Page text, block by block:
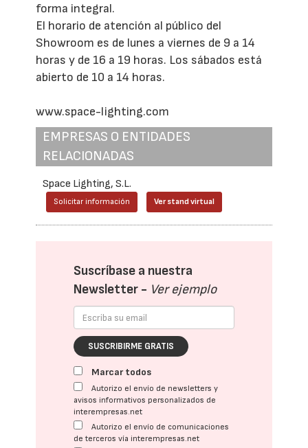
forma integral.
El horario de atención al público del
Showroom es de lunes a viernes de 9 a 14
horas y de 16 a 19 horas. Los sábados está
abierto de 10 a 14 horas.
www.space-lighting.com
EMPRESAS O ENTIDADES
RELACIONADAS
Space Lighting, S.L.
Solicitar información Ver stand virtual
Suscríbase a nuestra
Newsletter - Ver ejemplo
SUSCRIBIRME GRATIS
Marcar todos
Autorizo el envío de newsletters y
avisos informativos personalizados de
interempresas.net
Autorizo el envío de comunicaciones
de terceros vía interempresas.net